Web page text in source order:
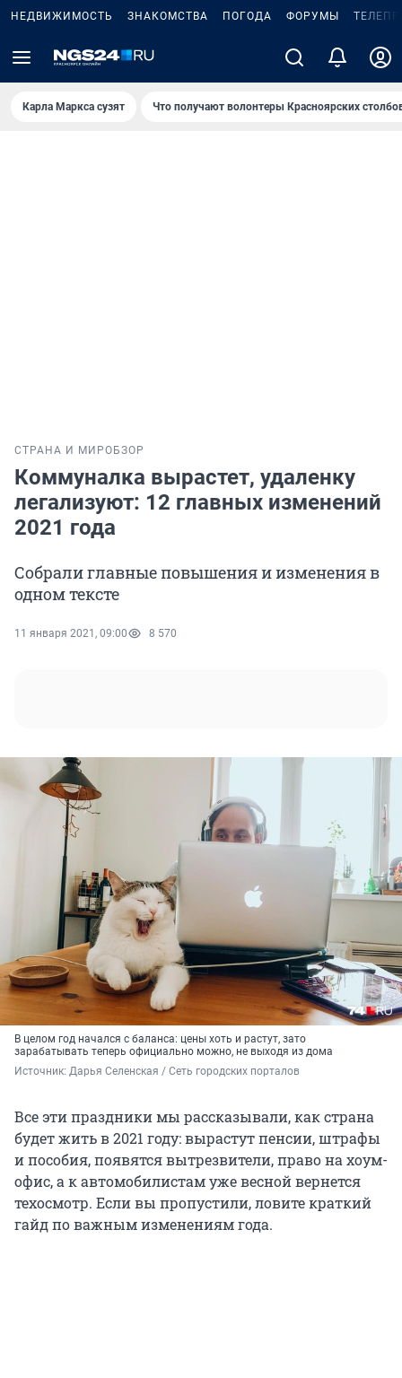
НЕДВИЖИМОСТЬ ЗНАКОМСТВА ПОГОДА ФОРУМЫ
Карла Маркса сузят Что получают волонтеры Красноярских
СТРАНА И МИРОБЗОР
Коммуналка вырастет, удаленку
легализуют: 12 главных изменений
2021 года
Собрали главные повышения и изменения в
одном тексте
11 января 2021, 09:00 8 570
В целом год начался с баланса: цены хоть и растут, зато
зарабатывать теперь официально можно, не выходя из дома
Источник: Дарья Селенская / Сеть городских порталов
Все эти праздники мы рассказывали, как страна
будет жить в 2021 году: вырастут пенсии, штрафы
и пособия, появятся вытрезвители, право на хоум-
офис, а к автомобилистам уже весной вернется
техосмотр. Если вы пропустили, ловите краткий
гайд по важным изменениям года.